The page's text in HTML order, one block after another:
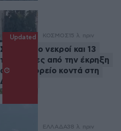
Updated ΚΟΣΜΟΣ 15 λ. πριν
Συρία: Δύο νεκροί και 13
τραυματίες από την έκρηξη
σε λεωφορείο κοντά στη
Δαμασκό
ΕΛΛΑΔΑ38 λ. πριν